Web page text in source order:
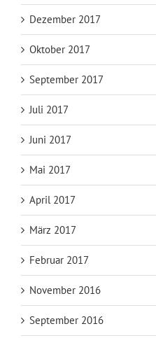
Dezember 2017
Oktober 2017
September 2017
Juli 2017
Juni 2017
Mai 2017
April 2017
März 2017
Februar 2017
November 2016
September 2016